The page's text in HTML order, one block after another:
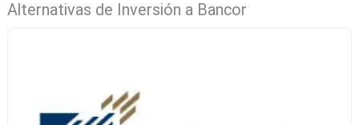
Alternativas de Inversión a Bancor